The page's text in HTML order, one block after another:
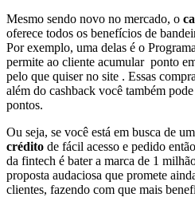
Mesmo sendo novo no mercado, o
oferece todos os benefícios de
Por exemplo, uma delas é o
permite ao cliente acumular ponto
pelo que quiser no site . Essas
além do cashback você também
pontos.
Ou seja, se você está em busca de
crédito de fácil acesso e pedido
da fintech é bater a marca de 1
proposta audaciosa que promete
clientes, fazendo com que mais